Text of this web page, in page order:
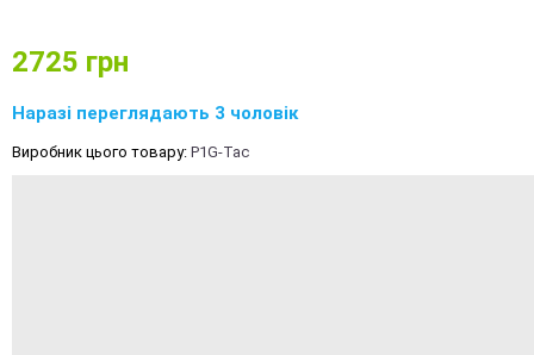
2725 грн
Наразі переглядають 3 чоловік
Виробник цього товару: P1G-Tac